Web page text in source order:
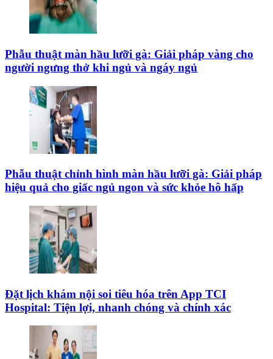
Phẫu thuật màn hầu lưỡi gà: Giải pháp vàng cho
người ngưng thở khi ngủ và ngáy ngủ
Phẫu thuật chỉnh hình màn hầu lưỡi gà: Giải pháp
hiệu quả cho giấc ngủ ngon và sức khỏe hô hấp
Đặt lịch khám nội soi tiêu hóa trên App TCI
Hospital: Tiện lợi, nhanh chóng và chính xác